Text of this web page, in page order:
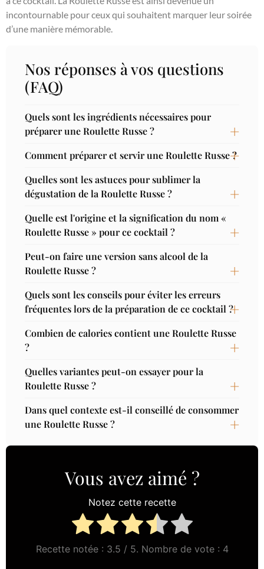
incontournable pour ceux qui souhaitent marquer leur soirée
d’une manière mémorable.
Nos réponses à vos questions
(FAQ)
Quels sont les ingrédients nécessaires pour
préparer une Roulette Russe ?
Comment préparer et servir une Roulette Russe ?
Quelles sont les astuces pour sublimer la
dégustation de la Roulette Russe ?
Quelle est l'origine et la signification du nom «
Roulette Russe » pour ce cocktail ?
Peut-on faire une version sans alcool de la
Roulette Russe ?
Quels sont les conseils pour éviter les erreurs
fréquentes lors de la préparation de ce cocktail ?
Combien de calories contient une Roulette Russe
?
Quelles variantes peut-on essayer pour la
Roulette Russe ?
Dans quel contexte est-il conseillé de consommer
une Roulette Russe ?
Vous avez aimé ?
Notez cette recette
Recette notée : 3.5 / 5. Nombre de vote : 4